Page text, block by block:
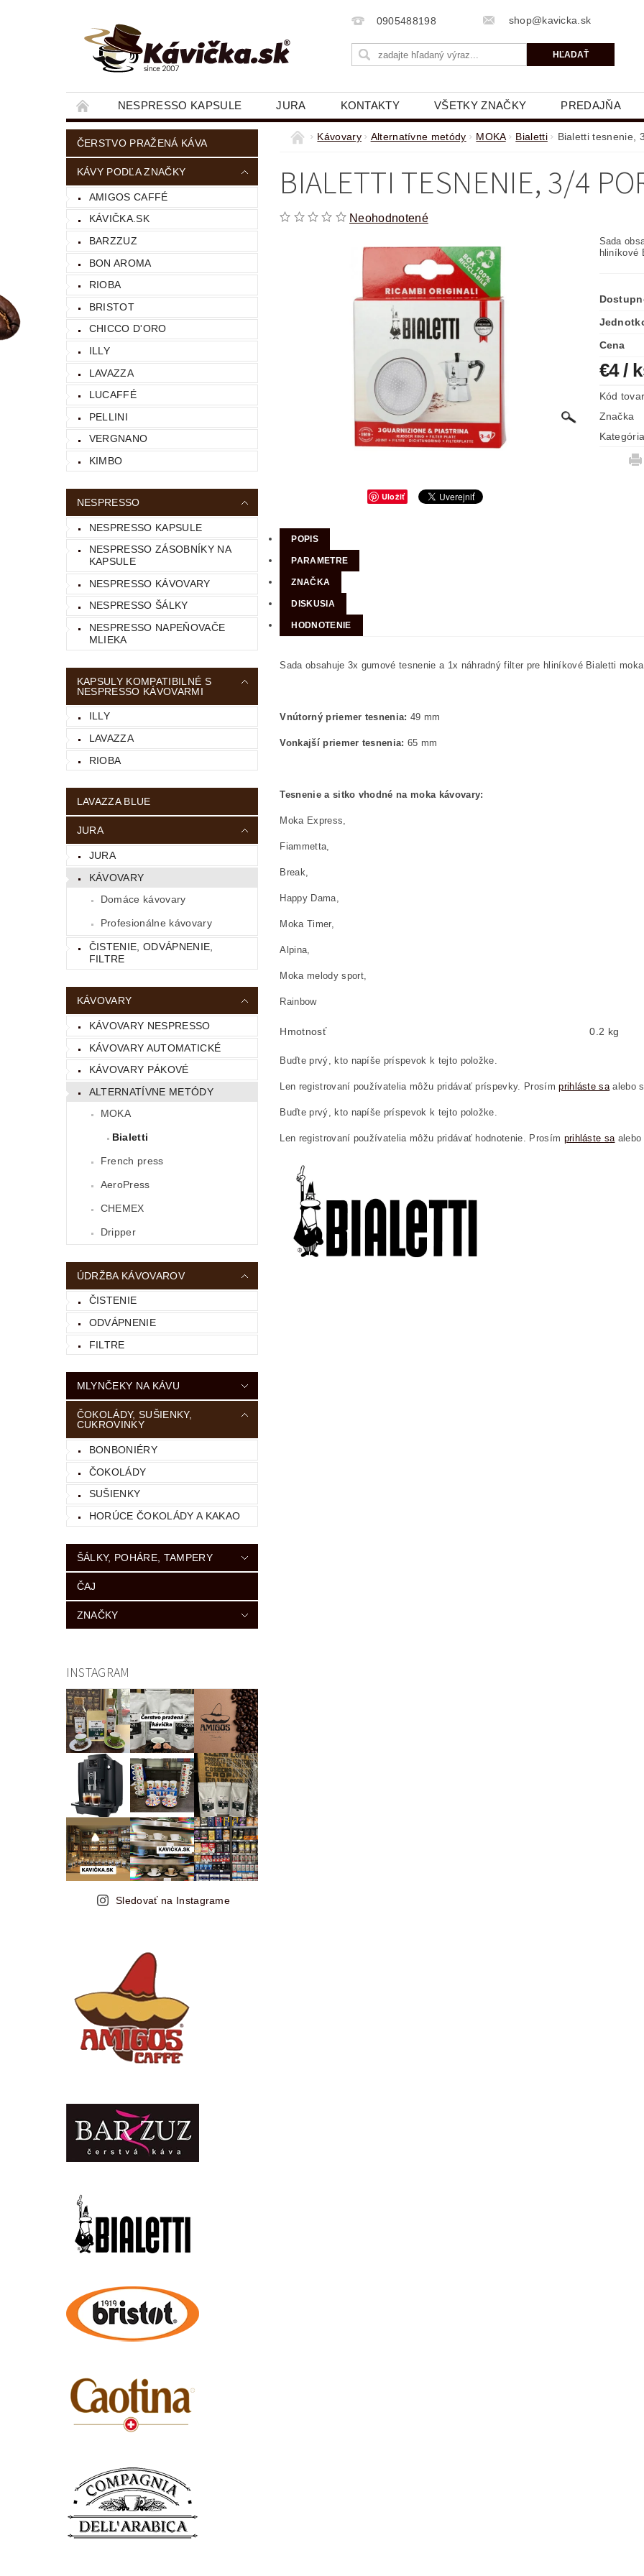
0905488198 shop@kavicka.sk
NESPRESSO KAPSULE JURA KONTAKTY VŠETKY ZNAČKY PREDAJŇA
ČERSTVO PRAŽENÁ KÁVA
KÁVY PODĽA ZNAČKY
AMIGOS CAFFÉ
KÁVIČKA.SK
BARZZUZ
BON AROMA
RIOBA
BRISTOT
CHICCO D'ORO
ILLY
LAVAZZA
LUCAFFÉ
PELLINI
VERGNANO
KIMBO
NESPRESSO
NESPRESSO KAPSULE
NESPRESSO ZÁSOBNÍKY NA
KAPSULE
NESPRESSO KÁVOVARY
NESPRESSO ŠÁLKY
NESPRESSO NAPEŇOVAČE
MLIEKA
KAPSULY KOMPATIBILNÉ S
NESPRESSO KÁVOVARMI
ILLY
LAVAZZA
RIOBA
LAVAZZA BLUE
JURA
JURA
KÁVOVARY
Domáce kávovary
Profesionálne kávovary
ČISTENIE, ODVÁPNENIE,
FILTRE
KÁVOVARY
KÁVOVARY NESPRESSO
KÁVOVARY AUTOMATICKÉ
KÁVOVARY PÁKOVÉ
ALTERNATÍVNE METÓDY
MOKA
Bialetti
French press
AeroPress
CHEMEX
Dripper
ÚDRŽBA KÁVOVAROV
ČISTENIE
ODVÁPNENIE
FILTRE
MLYNČEKY NA KÁVU
ČOKOLÁDY, SUŠIENKY,
CUKROVINKY
BONBONIÉRY
ČOKOLÁDY
SUŠIENKY
HORÚCE ČOKOLÁDY A KAKAO
ŠÁLKY, POHÁRE, TAMPERY
ČAJ
ZNAČKY
INSTAGRAM
Sledovať na Instagrame
Kávovary Alternatívne metódy MOKA Bialetti Bialetti tesnenie,
BIALETTI TESNENIE, 3/4
Neohodnotené
Uložiť
Sada
hliníkové
Cena
€4/
Kód
Značka
Kategória
POPIS
PARAMETRE
ZNAČKA
DISKUSIA
HODNOTENIE
Sada obsahuje 3x gumové tesnenie a 1x náhradný filter pre hliníkové Bialetti
Vnútorný priemer tesnenia:49 mm
Vonkajší priemer tesnenia:65 mm
Tesnenie a sitko vhodné na moka kávovary:
Moka Express,
Fiammetta,
Break,
Happy Dama,
Moka Timer,
Alpina,
Moka melody sport,
Rainbow
Hmotnosť 0.2 kg
Buďte prvý, kto napíše príspevok k tejto položke.
Len registrovaní používatelia môžu pridávať príspevky. Prosímprihláste saalebo
Buďte prvý, kto napíše príspevok k tejto položke.
Len registrovaní používatelia môžu pridávať hodnotenie. Prosím prihláste saalebo